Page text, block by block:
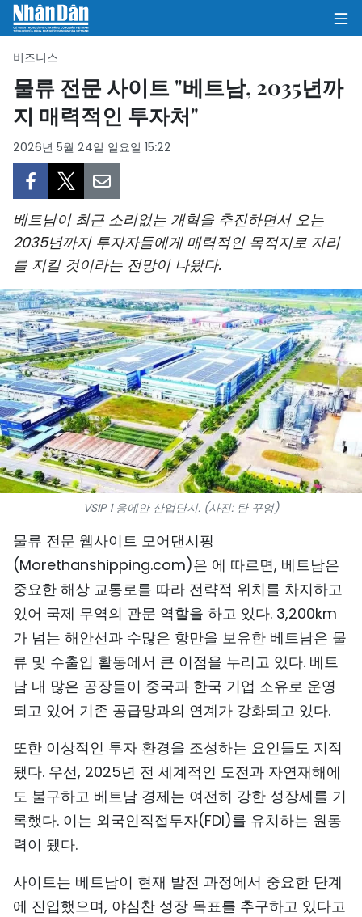
집
정치
비즈니스
사회
환경
문화
스포츠
과학기술
여행
세계
사진
비디오
인포그래픽
메가스토리
회사 소개
TIẾNG VIỆT
ENGLISH
中文
РУССКИЙ
비즈니스
물류 전문 사이트 "베트남, 2035년까
지 매력적인 투자처"
2026년 5월 24일 일요일 15:22
베트남이 최근 소리없는 개혁을 추진하면서 오는
2035년까지 투자자들에게 매력적인 목적지로 자리
를 지킬 것이라는 전망이 나왔다.
VSIP 1 응에안 산업단지. (사진: 탄 꾸엉)
물류 전문 웹사이트 모어댄시핑
(Morethanshipping.com)은 에 따르면, 베트남은
중요한 해상 교통로를 따라 전략적 위치를 차지하고
있어 국제 무역의 관문 역할을 하고 있다. 3,200km
가 넘는 해안선과 수많은 항만을 보유한 베트남은 물
류 및 수출입 활동에서 큰 이점을 누리고 있다. 베트
남 내 많은 공장들이 중국과 한국 기업 소유로 운영
되고 있어 기존 공급망과의 연계가 강화되고 있다.
또한 이상적인 투자 환경을 조성하는 요인들도 지적
됐다. 우선, 2025년 전 세계적인 도전과 자연재해에
도 불구하고 베트남 경제는 여전히 강한 성장세를 기
록했다. 이는 외국인직접투자(FDI)를 유치하는 원동
력이 됐다.
사이트는 베트남이 현재 발전 과정에서 중요한 단계
에 진입했으며, 야심찬 성장 목표를 추구하고 있다고